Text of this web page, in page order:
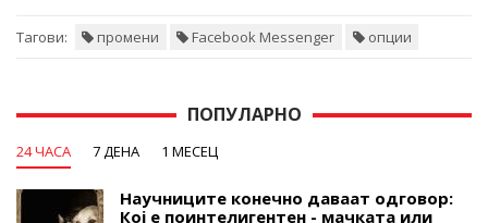
Тагови: промени Facebook Messenger опции
ПОПУЛАРНО
24 ЧАСА 7 ДЕНА 1 МЕСЕЦ
Научниците конечно даваат одговор:
Кој е поинтелигентен - мачката или